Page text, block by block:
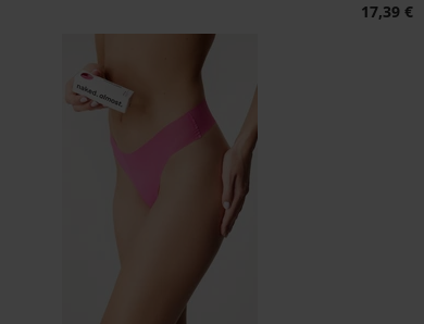
17,39 €